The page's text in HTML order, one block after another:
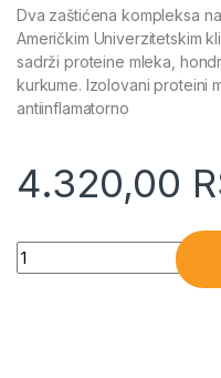
Dva zaštićena kompleksa
Američkim Univerzitetskim
sadrži proteine mleka,
kurkume. Izolovani proteini
antiinflamatorno
4.320,00
Quantity